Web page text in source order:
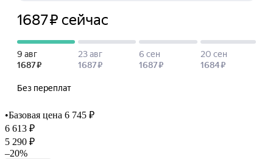
•Базовая цена 6 745 ₽
6 613 ₽
5 290 ₽
–20%